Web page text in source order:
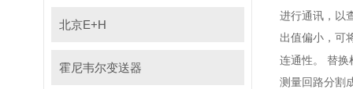
北京E+H
霍尼韦尔变送器
进行通讯
出值偏小
连通性。
替换
测量回路分割成几